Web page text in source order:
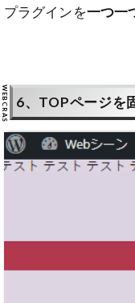
プラグインを一つ一
6、TOPページを